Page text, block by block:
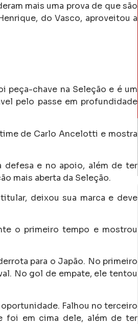
mais uma prova de que são
do Vasco, aproveitou a
peça-chave na Seleção e é um
pelo passe em profundidade
de Carlo Ancelotti e mostra
defesa e no apoio, além de ter
mais aberta da Seleção.
deixou sua marca e deve
o primeiro tempo e mostrou
para o Japão. No primeiro
No gol de empate, ele tentou
Falhou no terceiro
foi em cima dele, além de ter